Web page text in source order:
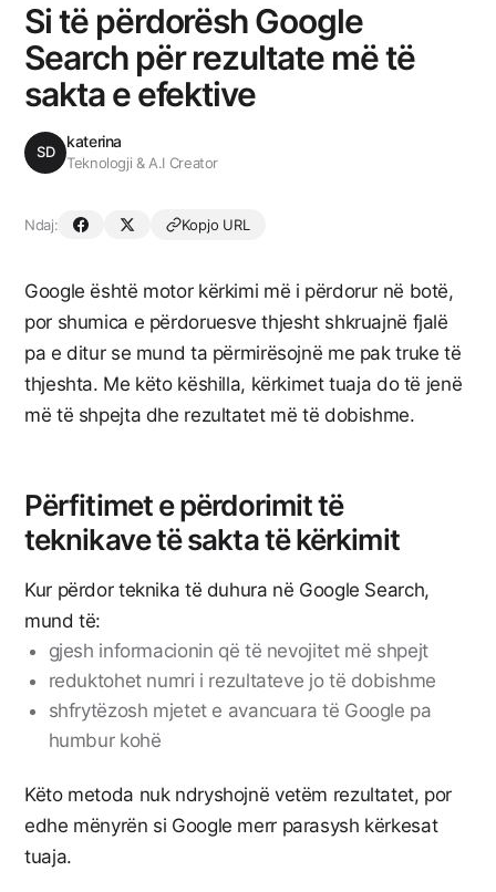
Si të përdorësh Google
Search për rezultate më të
sakta e efektive
SD
katerina
Teknologji & A.I Creator
Ndaj: Kopjo URL
Google është motor kërkimi më i përdorur në botë,
por shumica e përdoruesve thjesht shkruajnë fjalë
pa e ditur se mund ta përmirësojnë me pak truke të
thjeshta. Me këto këshilla, kërkimet tuaja do të jenë
më të shpejta dhe rezultatet më të dobishme.
Përfitimet e përdorimit të
teknikave të sakta të kërkimit
Kur përdor teknika të duhura në Google Search,
mund të:
gjesh informacionin që të nevojitet më shpejt
reduktohet numri i rezultateve jo të dobishme
shfrytëzosh mjetet e avancuara të Google pa
humbur kohë
Këto metoda nuk ndryshojnë vetëm rezultatet, por
edhe mënyrën si Google merr parasysh kërkesat
tuaja.